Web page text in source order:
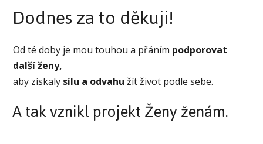
Dodnes za to děkuji!
Od té doby je mou touhou a přáním podporovat
další ženy,
aby získaly sílu a odvahužít život podle sebe.
A tak vznikl projekt Ženy ženám.